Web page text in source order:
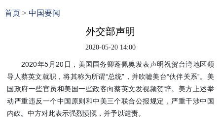
使欢迎
辞
孙勇大
使简历
首页 >中国要闻
外交部声明
2020-05-20 14:00
2020年5月20日，美国国务卿蓬佩奥发表声明祝贺台湾地区领
导人蔡英文就职，将其称为所谓“总统”，并吹嘘美台“伙伴关系”。美
国政府一些官员和美国一些政客向蔡英文发视频贺辞。美方上述举
动严重违反一个中国原则和中美三个联合公报规定，严重干涉中国
内政。中方对此表示强烈愤慨，并予以谴责。